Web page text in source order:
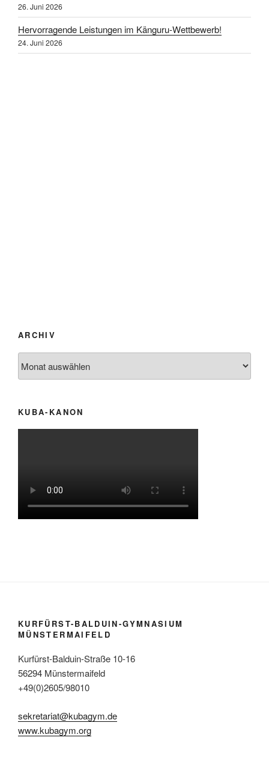
26. Juni 2026
Hervorragende Leistungen im Känguru-Wettbewerb!
24. Juni 2026
ARCHIV
KUBA-KANON
KURFÜRST-BALDUIN-GYMNASIUM
MÜNSTERMAIFELD
Kurfürst-Balduin-Straße 10-16
56294 Münstermaifeld
+49(0)2605/98010
sekretariat@kubagym.de
www.kubagym.org